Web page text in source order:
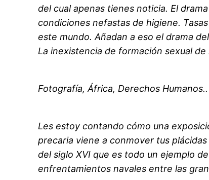
del cual apenas tienes noticia. El
condiciones nefastas de higiene.
este mundo. Añadan a eso el drama
La inexistencia de formación sexual
Fotografía, África, Derechos
Les estoy contando cómo una
precaria viene a conmover tus
del siglo XVI que es todo un ejemplo
enfrentamientos navales entre las